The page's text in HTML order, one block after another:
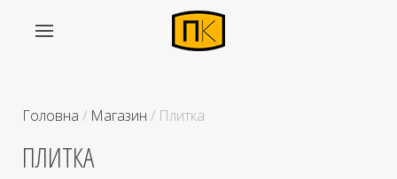
Головна / Магазин / Плитка
ПЛИТКА